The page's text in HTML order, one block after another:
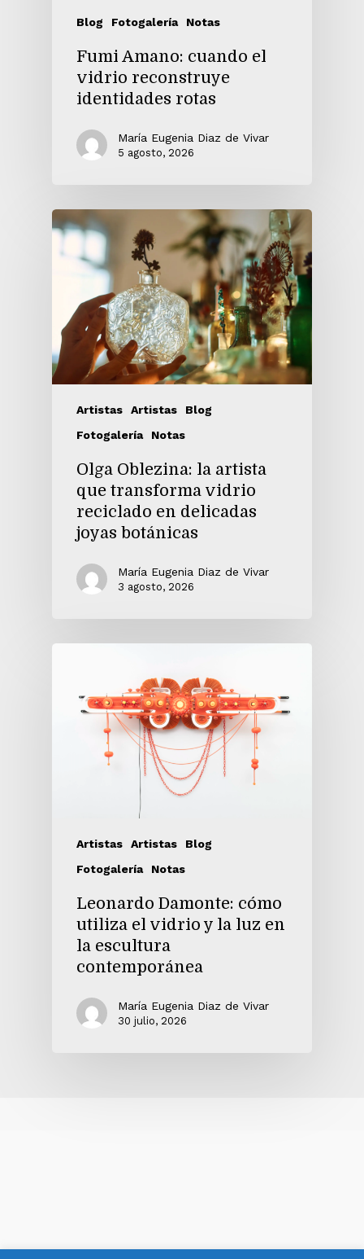
Blog Fotogalería Notas
Fumi Amano: cuando el
vidrio reconstruye
identidades rotas
María Eugenia Diaz de Vivar
5 agosto, 2026
Artistas Artistas
Blog
Fotogalería
Notas
Olga Oblezina: la artista
que transforma vidrio
reciclado en delicadas
joyas botánicas
María Eugenia Diaz de Vivar
3 agosto, 2026
Artistas Artistas
Blog
Fotogalería
Notas
Leonardo Damonte: cómo
utiliza el vidrio y la luz en
la escultura
contemporánea
María Eugenia Diaz de Vivar
30 julio, 2026